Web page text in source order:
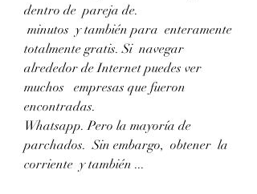
dentro de  pareja de.
totalmente gratis. Si  navegar
alrededor de Internet puedes ver
muchos   empresas que fueron
encontradas.
Whatsapp. Pero la mayoría de
parchados.  Sin embargo,  obtener  la
corriente  y también ...